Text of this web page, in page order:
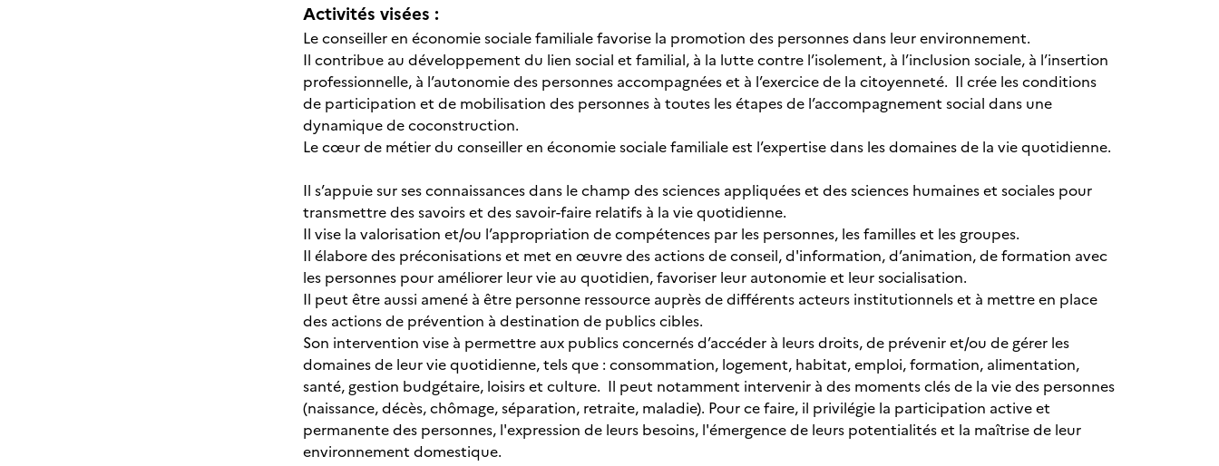
Activités visées :
Le conseiller en économie sociale familiale favorise la promotion des personnes dans leur environnement.
Il contribue au développement du lien social et familial, à la lutte contre l’isolement, à l’inclusion sociale, à l’insertion
professionnelle, à l’autonomie des personnes accompagnées et à l’exercice de la citoyenneté. Il crée les conditions
de participation et de mobilisation des personnes à toutes les étapes de l’accompagnement social dans une
dynamique de coconstruction.
Le cœur de métier du conseiller en économie sociale familiale est l’expertise dans les domaines de la vie quotidienne.
Il s’appuie sur ses connaissances dans le champ des sciences appliquées et des sciences humaines et sociales pour
transmettre des savoirs et des savoir-faire relatifs à la vie quotidienne.
Il vise la valorisation et/ou l’appropriation de compétences par les personnes, les familles et les groupes.
Il élabore des préconisations et met en œuvre des actions de conseil, d'information, d’animation, de formation avec
les personnes pour améliorer leur vie au quotidien, favoriser leur autonomie et leur socialisation.
Il peut être aussi amené à être personne ressource auprès de différents acteurs institutionnels et à mettre en place
des actions de prévention à destination de publics cibles.
Son intervention vise à permettre aux publics concernés d’accéder à leurs droits, de prévenir et/ou de gérer les
domaines de leur vie quotidienne, tels que : consommation, logement, habitat, emploi, formation, alimentation,
santé, gestion budgétaire, loisirs et culture. Il peut notamment intervenir à des moments clés de la vie des personnes
(naissance, décès, chômage, séparation, retraite, maladie). Pour ce faire, il privilégie la participation active et
permanente des personnes, l'expression de leurs besoins, l'émergence de leurs potentialités et la maîtrise de leur
environnement domestique.